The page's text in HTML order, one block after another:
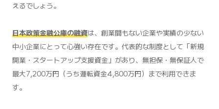
えるでしょう。
日本政策金融公庫の融資は、創業間もない企業や実績の少ない
中小企業にとって心強い存在です。代表的な制度として「新規
開業・スタートアップ支援資金」があり、無担保・無保証人で
最大7,200万円（うち運転資金4,800万円）まで利用できま
す。